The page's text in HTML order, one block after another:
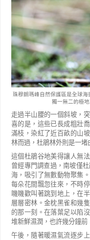
珠穆朗瑪峰自然保護區是全球
獨一無二的極
走過半山腰的一個斜坡，
喜的是，這些已長成粗壯
滿枝，染紅了近百畝的山
林而過，杜鵑林外則是一堵
這個杜鵑谷地美得讓人無
曾經專門調查過，南坡僅
海，吸引了無數動物聚集
每朵花間飄忽往來，不時
嘰嘰歡叫著跳到地上，在
層層密林。金枕黑雀和幾
的那一刻。在落葉足以陷
堆新鮮濕潤，也許幾分鐘前
午後，隨著暖濕氣流逐步